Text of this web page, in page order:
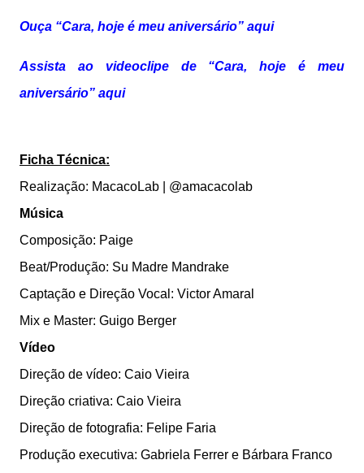
Ouça “Cara, hoje é meu aniversário” aqui
Assista ao videoclipe de “Cara, hoje é meu
aniversário” aqui
Ficha Técnica:
Realização: MacacoLab | @amacacolab
Música
Composição: Paige
Beat/Produção: Su Madre Mandrake
Captação e Direção Vocal: Victor Amaral
Mix e Master: Guigo Berger
Vídeo
Direção de vídeo: Caio Vieira
Direção criativa: Caio Vieira
Direção de fotografia: Felipe Faria
Produção executiva: Gabriela Ferrer e Bárbara Franco